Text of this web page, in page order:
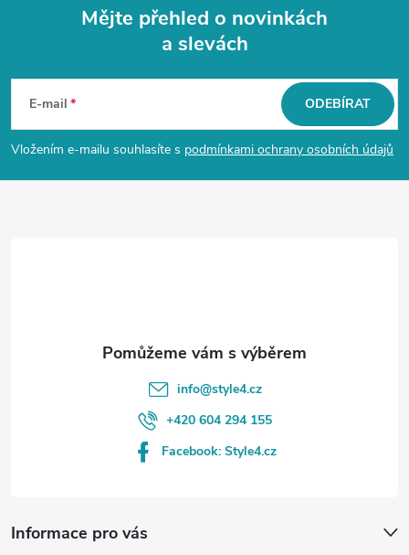
p
a
Mějte přehled o novinkách
a slevách
E-mail
Vložením e-mailu souhlasíte s podmínkami ochrany osobních údajů
ODEBÍRAT
Informace pro vás
info@style4.cz
+420 604 294 155
Facebook: Style4.cz